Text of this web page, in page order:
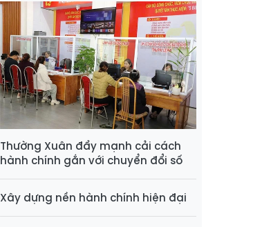
Thường Xuân đẩy mạnh cải cách
hành chính gắn với chuyển đổi số
Xây dựng nền hành chính hiện đại